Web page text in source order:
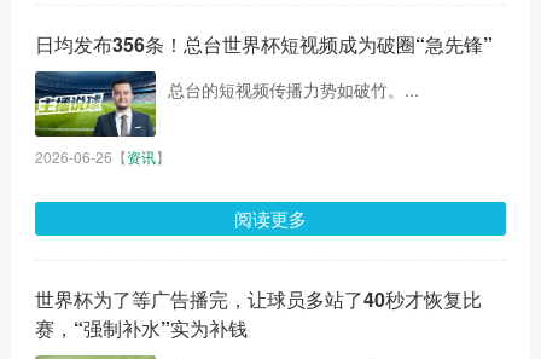
日均发布356条！总台世界杯短视频成为破圈“急先锋”
总台的短视频传播力势如破竹。...
2026-06-26 【资讯】
阅读更多
世界杯为了等广告播完，让球员多站了40秒才恢复比
赛，“强制补水”实为补钱